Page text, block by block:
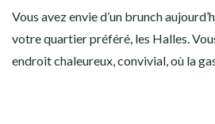
Vous avez envie d’un brunch
votre quartier préféré, les Halles.
endroit chaleureux, convivial, où la